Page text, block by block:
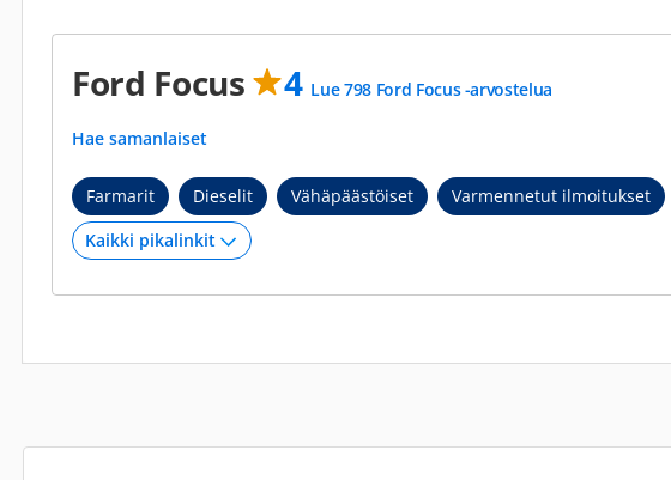
Ford Focus 4 Lue 798 Ford Focus -arvostelua
Hae samanlaiset
Farmarit Dieselit Vähäpäästöiset Varmennetut ilmoitukset